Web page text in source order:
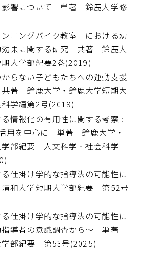
影響について 単著 鈴鹿大学修
ンニングバイク教室」における幼
効果に関する研究 共著 鈴鹿大
大学部紀要2巻(2019)
らない子どもたちへの運動支援
著 鈴鹿大学・鈴鹿大学短期大
学編第2号(2019)
情報化の有用性に関する考察 :
用を中心に 単著 鈴鹿大学・
学部紀要 人文科学・社会科学
仕掛け学的な指導法の可能性に
和大学短期大学部紀要 第52号
仕掛け学的な指導法の可能性に
導者の意識調査から～ 単著
学部紀要 第53号(2025)